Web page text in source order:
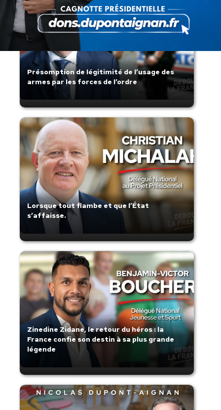
Présomption de légitimité de l’usage des
armes par les forces de l’ordre
Lorsque tout flambe et que l’État
s’affaisse.
Zinedine Zidane, le retour du héros : la
France confie son destin à sa plus grande
légende